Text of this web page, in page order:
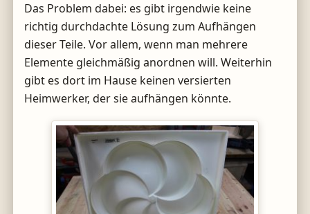
Das Problem dabei: es gibt irgendwie keine
richtig durchdachte Lösung zum Aufhängen
dieser Teile. Vor allem, wenn man mehrere
Elemente gleichmäßig anordnen will. Weiterhin
gibt es dort im Hause keinen versierten
Heimwerker, der sie aufhängen könnte.